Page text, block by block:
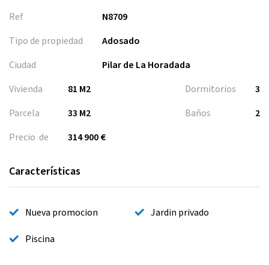
Ref
N8709
Tipo de propiedad
Adosado
Ciudad
Pilar de La Horadada
Vivienda
81 M2
Parcela
33 M2
Precio de
314 900 €
Dormitorios
3
Baños
2
Características
Nueva promocion
Jardin privado
Piscina